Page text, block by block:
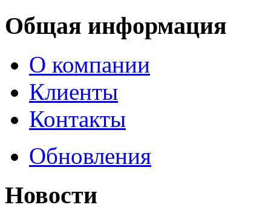
Общая информация
О компании
Клиенты
Контакты
Обновления
Новости